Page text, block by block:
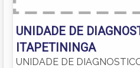
UNIDADE DE
ITAPETININGA
UNIDADE DE